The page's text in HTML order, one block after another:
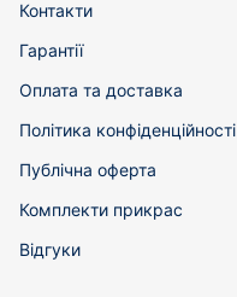
Контакти
Гарантії
Оплата та доставка
Політика конфіденційності
Публічна оферта
Комплекти прикрас
Відгуки